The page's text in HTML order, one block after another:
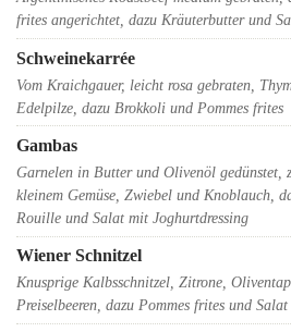
frites angerichtet, dazu Kräuterbutter und
Schweinekarrée
Vom Kraichgauer, leicht rosa gebraten,
Edelpilze, dazu Brokkoli und Pommes frites
Gambas
Garnelen in Butter und Olivenöl gedünstet,
kleinem Gemüse, Zwiebel und Knoblauch,
Rouille und Salat mit Joghurtdressing
Wiener Schnitzel
Knusprige Kalbsschnitzel, Zitrone,
Preiselbeeren, dazu Pommes frites und Salat